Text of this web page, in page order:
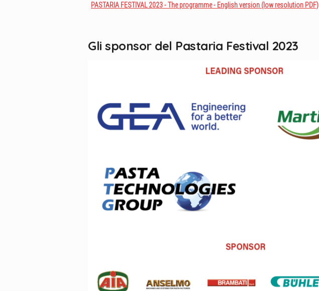
PASTARIA FESTIVAL 2023 - The programme - English version (low resolution PDF)
Gli sponsor del Pastaria Festival 2023